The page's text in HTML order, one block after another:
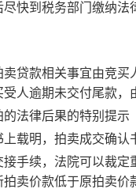
快到税务部门缴纳
贷款相关事宜由竞
人逾期未交付尾款
法律后果的特别提示
载明，拍卖成交确
手续，法院可以裁
卖价款低于原拍卖